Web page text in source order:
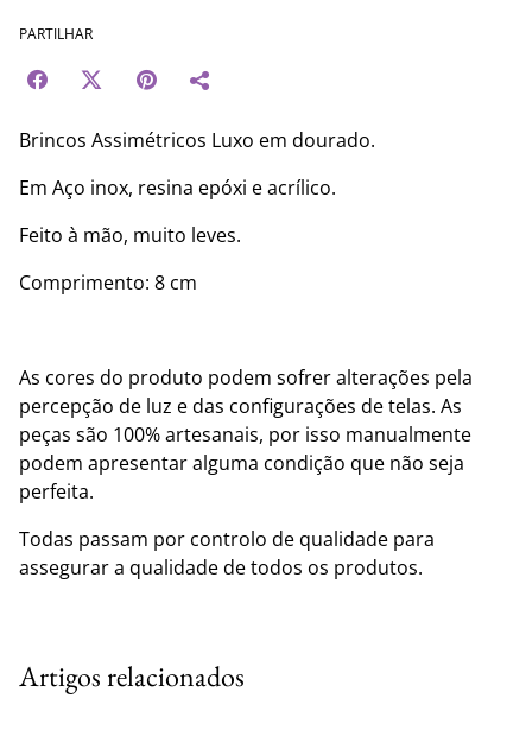
PARTILHAR
Brincos Assimétricos Luxo em dourado.
Em Aço inox, resina epóxi e acrílico.
Feito à mão, muito leves.
Comprimento: 8 cm
As cores do produto podem sofrer alterações pela
percepção de luz e das configurações de telas. As
peças são 100% artesanais, por isso manualmente
podem apresentar alguma condição que não seja
perfeita.
Todas passam por controlo de qualidade para
assegurar a qualidade de todos os produtos.
Artigos relacionados